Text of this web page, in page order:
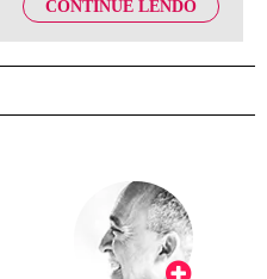
CONTINUE LENDO